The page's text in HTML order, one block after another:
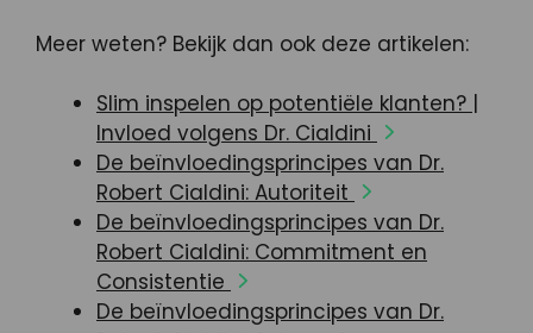
Meer weten? Bekijk dan ook deze artikelen:
Slim inspelen op potentiële klanten? |
Invloed volgens Dr. Cialdini
De beïnvloedingsprincipes van Dr.
Robert Cialdini: Autoriteit
De beïnvloedingsprincipes van Dr.
Robert Cialdini: Commitment en
Consistentie
De beïnvloedingsprincipes van Dr.